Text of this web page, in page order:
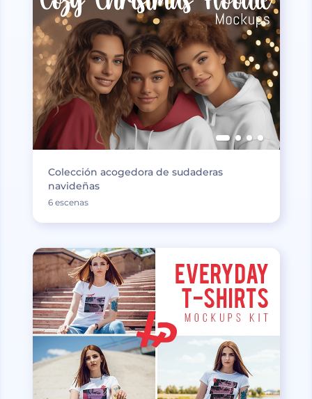
Colección acogedora de sudaderas
navideñas
6 escenas